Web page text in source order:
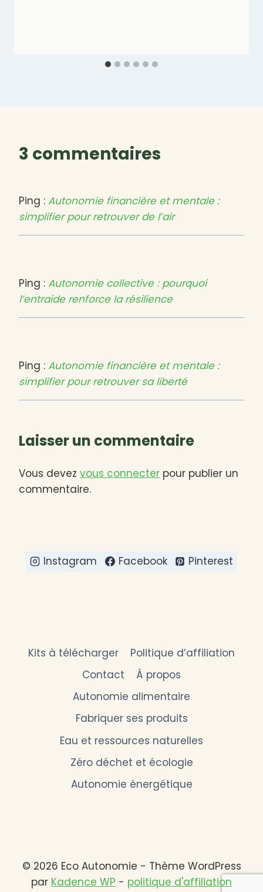
3 commentaires
Ping : Autonomie financière et mentale :
simplifier pour retrouver de l’air
Ping : Autonomie collective : pourquoi
l’entraide renforce la résilience
Ping : Autonomie financière et mentale :
simplifier pour retrouver sa liberté
Laisser un commentaire
Vous devez vous connecter pour publier un
commentaire.
Instagram Facebook Pinterest
Kits à télécharger
Politique d’affiliation
Contact
À propos
Autonomie alimentaire
Fabriquer ses produits
Eau et ressources naturelles
Zéro déchet et écologie
Autonomie énergétique
© 2026 Eco Autonomie - Thème WordPress
par Kadence WP - politique d'affiliation